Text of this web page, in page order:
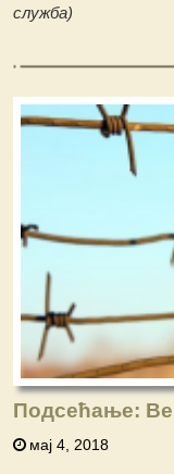
служба)
Подсећање:
мај 4, 2018